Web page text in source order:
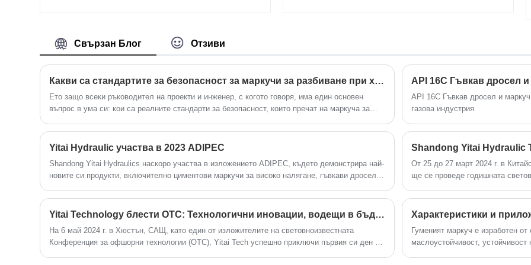
Ние сме специализирани в
производството на маркучи от много
години. Нашите продукти имат добро
ценово предимство и покриват
повечето европейски и американски
пазари. Очакваме с нетърпение да
станем ваш дългосрочен партньор в
Китай.
предимство и покриват повечето
европейски и американски пазари.
Очакваме с нетърпение да станем
ваш дългосрочен партньор в Китай.
Свързан Блог Отзиви
Какви са стандартите за безопасност за маркучи за разбиване при хидравлично разбиване
Ето защо всеки ръководител на проекти и инженер, с когото говоря, има един основен
въпрос в ума си: кои са реалните стандарти за безопасност, които пречат на маркуча за
философия около тази единствена точка, като гарантираме, че нашите продукти не просто
отговарят на стандартите, но ги дефинират чрез безмилостно инженерство и валидиране.
API 16C Гъвкав дросел и
газова индустрия
Yitai Hydraulic участва в 2023 ADIPEC
Shandong Yitai Hydraulics наскоро участва в изложението ADIPEC, където демонстрира най-
новите си продукти, включително циментови маркучи за високо налягане, гъвкави дроселни
контрол на BOP. Компанията е известна със своя ангажимент към иновациите и качеството
и е получила световно признание. Неговите продукти от серия API 7K са проектирани за
материали. Компанията също така демонстрира своите устойчиви на износване маркучи за
хидравлично разбиване, които са много издръжливи и проектирани за взискателни условия
на нефтени и газови находища.
От 25 до 27 март 2024 г. в
ще се проведе годишната
(cippe2024). Shandong Yitai
на изложението, щанд номер:
Yitai Technology блести OTC: Технологични иновации, водещи в бъдещето
На 6 май 2024 г. в Хюстън, САЩ, като един от изложителите на световноизвестната
Конференция за офшорни технологии (OTC), Yitai Tech успешно приключи първия си ден от
Характеристики и
Гуменият маркуч е изработен
маслоустойчивост,